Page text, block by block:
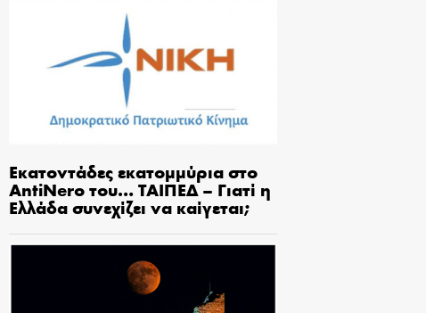
Εκατοντάδες εκατομμύρια στο
AntiNero του… ΤΑΙΠΕΔ – Γιατί η
Ελλάδα συνεχίζει να καίγεται;